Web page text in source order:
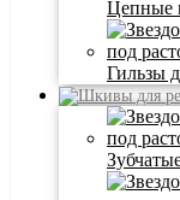
Цепные
Гильзы